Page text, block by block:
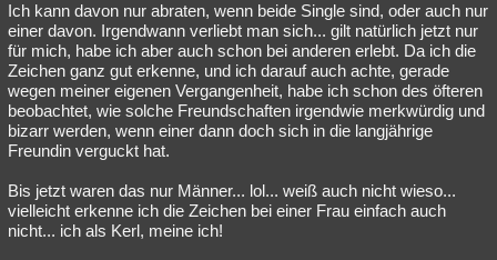
Ich kann davon nur abraten, wenn beide Single sind, oder auch nur
einer davon. Irgendwann verliebt man sich... gilt natürlich jetzt nur
für mich, habe ich aber auch schon bei anderen erlebt. Da ich die
Zeichen ganz gut erkenne, und ich darauf auch achte, gerade
wegen meiner eigenen Vergangenheit, habe ich schon des öfteren
beobachtet, wie solche Freundschaften irgendwie merkwürdig und
bizarr werden, wenn einer dann doch sich in die langjährige
Freundin verguckt hat.
Bis jetzt waren das nur Männer... lol... weiß auch nicht wieso...
vielleicht erkenne ich die Zeichen bei einer Frau einfach auch
nicht... ich als Kerl, meine ich!